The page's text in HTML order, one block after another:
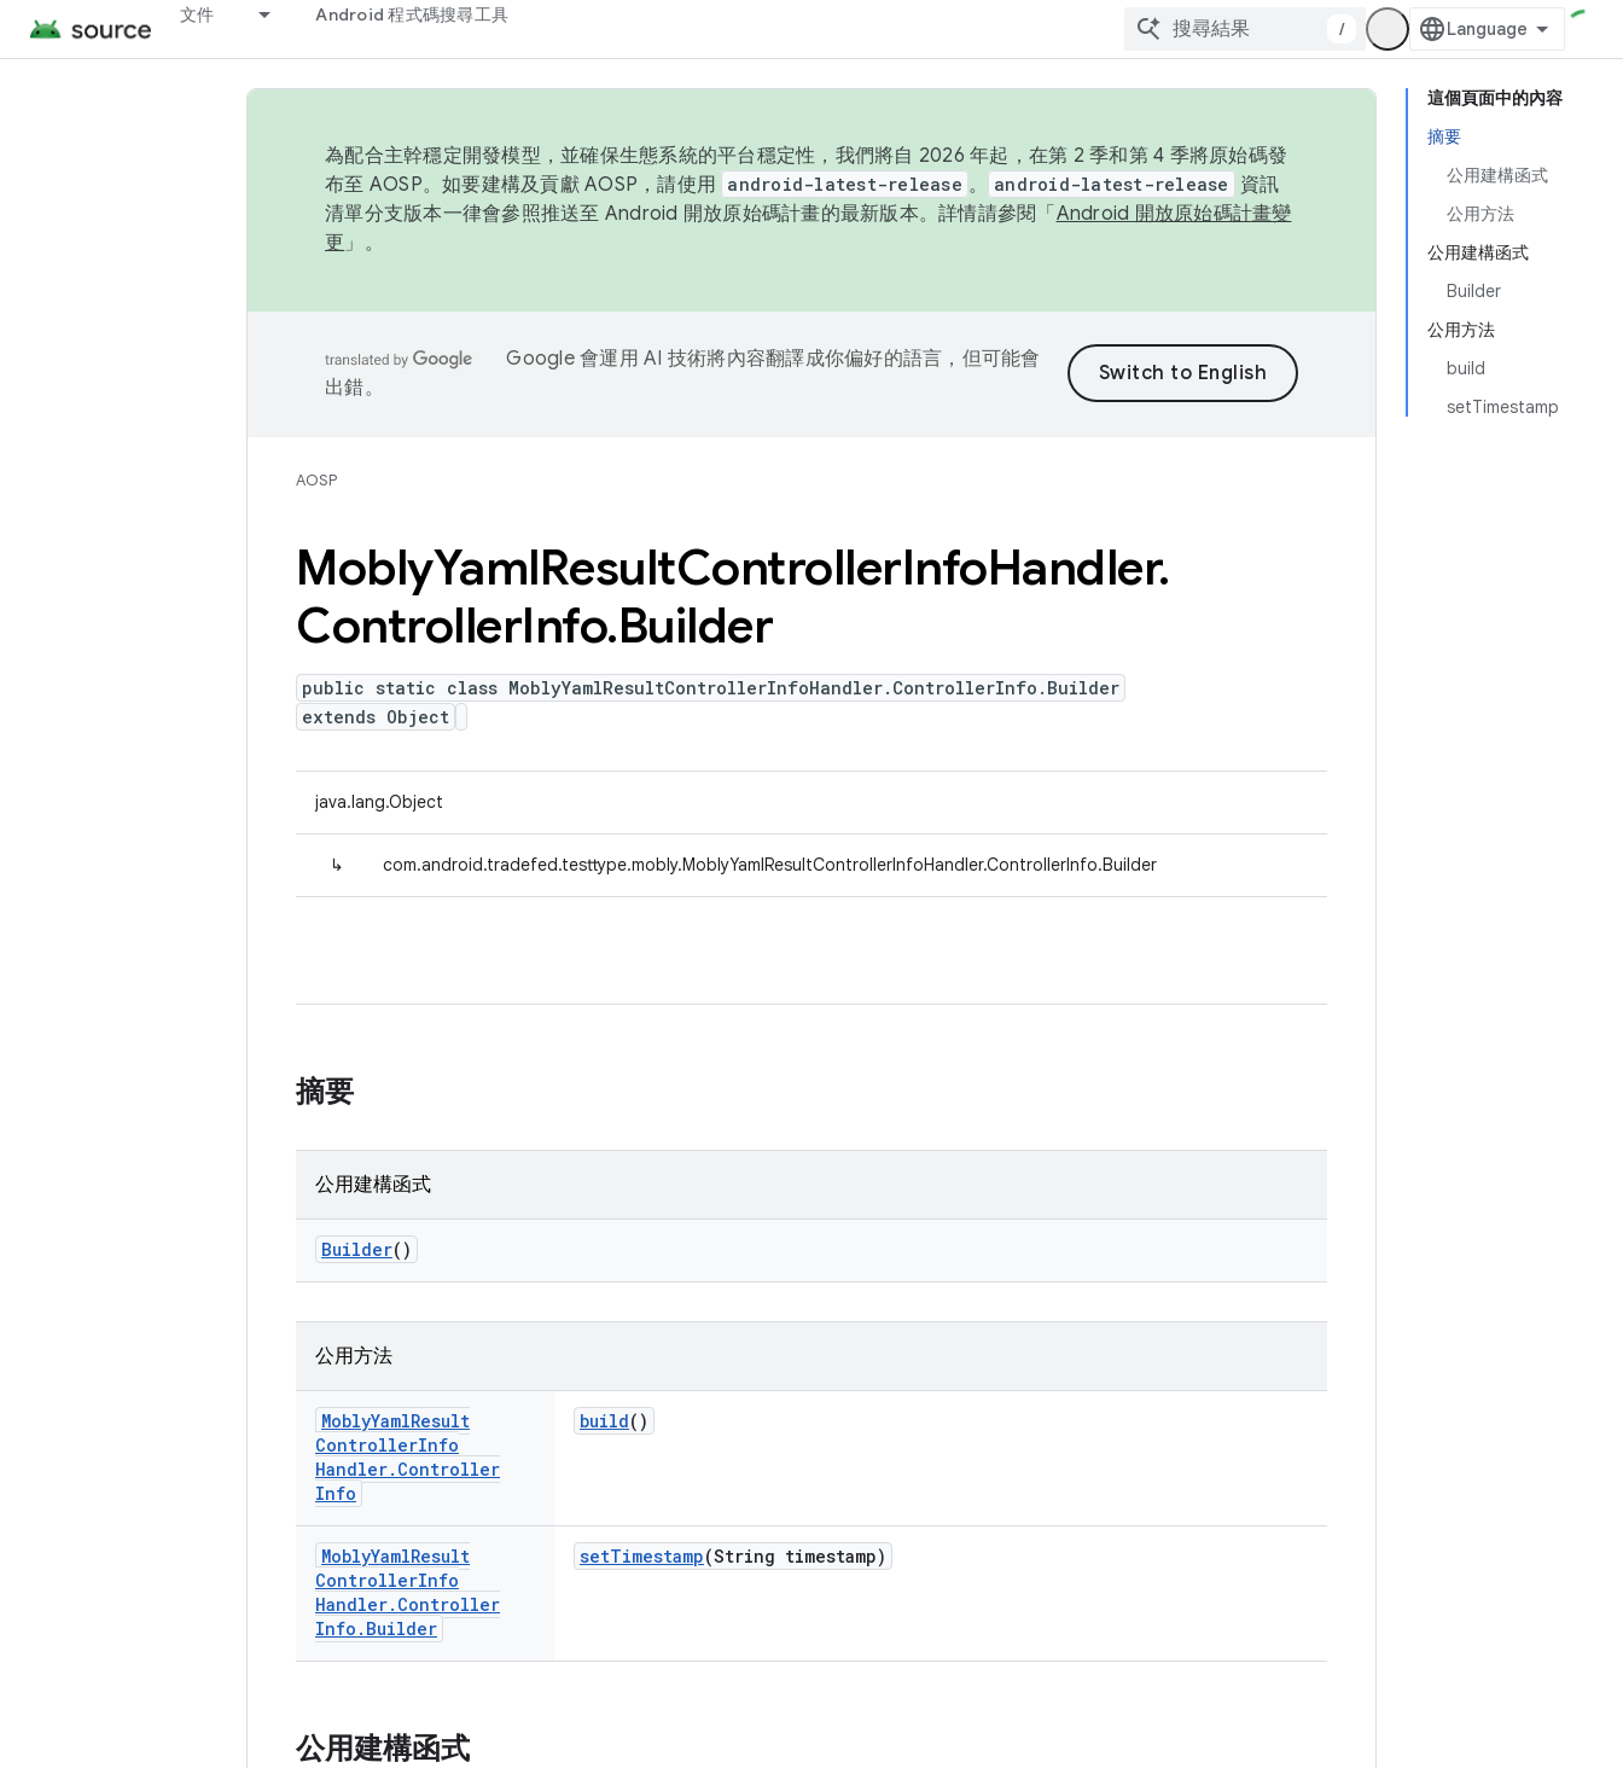
文件 Android 程式碼搜尋工具
/
這個頁面中的內容
摘要
公用建構函式
公用方法
公用建構函式
Builder
公用方法
build
setTimestamp
為配合主幹穩定開發模型，並確保生態系統的平台穩定性，我們將自 2026 年起，在第 2 季和第 4 季將原始碼發
布至 AOSP。如要建構及貢獻 AOSP，請使用 android-latest-release 。 android-latest-release
資訊
清單分支版本一律會參照推送至 Android 開放原始碼計畫的最新版本。詳情請參閱「 Android 開放原始碼計畫變
更 」。
Google 會運用 AI 技術將內容翻譯成你偏好的語言，但可能會
出錯。
AOSP
MoblyYamlResultControllerInfoHandler.
ControllerInfo.Builder
public static class MoblyYamlResultControllerInfoHandler.ControllerInfo.Builder
extends Object
java.lang.Object
↳ com.android.tradefed.testtype.mobly.MoblyYamlResultControllerInfoHandler.ControllerInfo.Builder
摘要
公用建構函式
Builder()
公用方法
MoblyYamlResult
ControllerInfo
Handler. Controller
Info
build()
MoblyYamlResult
ControllerInfo
Handler. Controller
Info . Builder
setTimestamp(String timestamp)
公用建構函式